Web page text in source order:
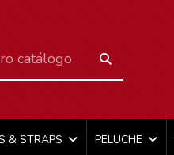
& STRAPS PELUCHE